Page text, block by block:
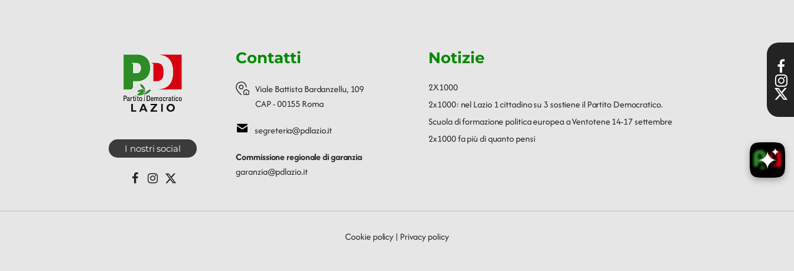
I nostri social
Contatti
Viale Battista Bardanzellu, 109
CAP - 00155 Roma
segreteria@pdlazio.it
Commissione regionale di garanzia
garanzia@pdlazio.it
Notizie
2X1000
2x1000: nel Lazio 1 cittadino su 3 sostiene il Partito Democratico.
Scuola di formazione politica europea a Ventotene 14-17 settembre
2x1000 fa più di quanto pensi
Cookie policy | Privacy policy